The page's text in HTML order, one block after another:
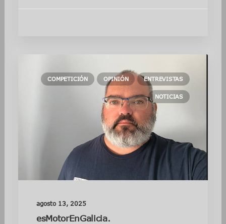
COMPETICIÓN OPINIÓN ENTREVISTAS
NOTICIAS
agosto 13, 2025
esMotorEnGalicia.